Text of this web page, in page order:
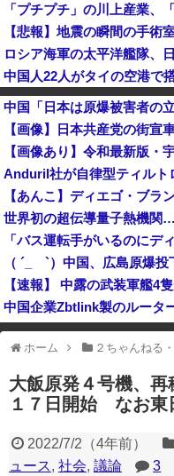
【悲報】地震の瞬間の手術
財務省、大型連休中の為替
スペースXのロケット残骸
【画像】日本共産党の街宣
【画像あり】令和最新版・
一部のコンテンツが表示されな
たりする場合があります。
ホーム ２ちゃんねる
大飯原発４号機、
１７日開始 なお東
2022/7/2 （4年前）
ュース, 社会, 議論 3